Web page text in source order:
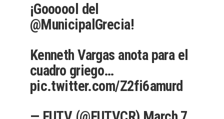
¡Goooool del
@MunicipalGrecia!
Kenneth Vargas anota para el
cuadro griego…
pic.twitter.com/Z2fi6amurd